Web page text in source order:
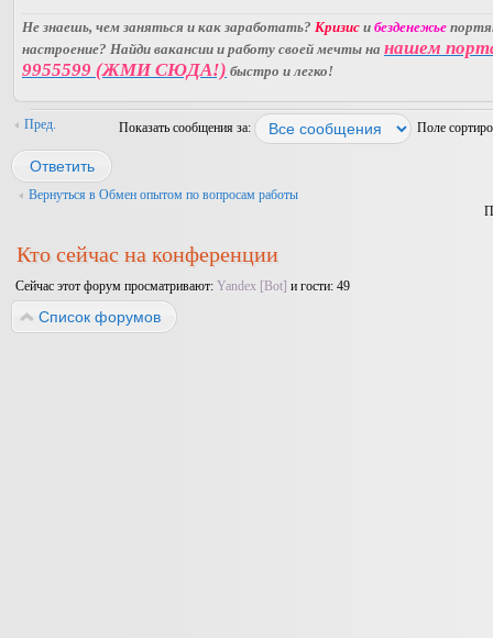
Не знаешь, чем заняться и как заработать? Кризис и безденежье
настроение? Найди вакансии и работу своей мечты на нашем
9955599 (ЖМИ СЮДА!) быстро и легко!
Пред. Показать сообщения за: Поле
Ответить
Вернуться в Обмен опытом по вопросам работы
Кто сейчас на конференции
Сейчас этот форум просматривают: Yandex [Bot] и гости: 49
Список форумов